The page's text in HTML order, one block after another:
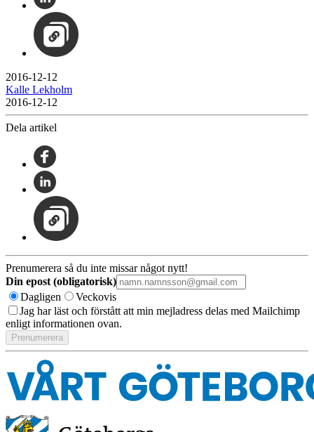
2016-12-12
Kalle Lekholm
2016-12-12
Dela artikel
Prenumerera så du inte missar något nytt!
Din epost (obligatorisk)
Dagligen
Veckovis
Jag har läst och förstått att min mejladress delas med Mailchimp
enligt informationen ovan.